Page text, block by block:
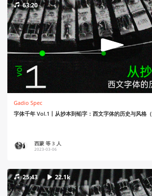
63:20
Gadio Spec
字体千年 Vol.1丨从抄本到铅字：西文字体的历史与风格（
西蒙 等 3 人
2023-03-06
25:43 22.1k